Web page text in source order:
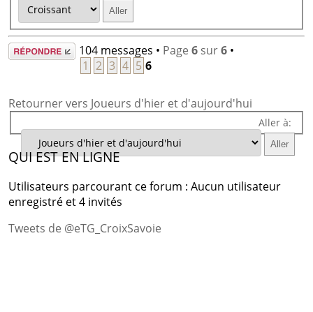
Répondre 104 messages • Page 6sur6•
1 2 3 4 5 6
Retourner vers Joueurs d'hier et d'aujourd'hui
Aller à:
QUI EST EN LIGNE
Utilisateurs parcourant ce forum : Aucun utilisateur
enregistré et 4 invités
Tweets de @eTG_CroixSavoie